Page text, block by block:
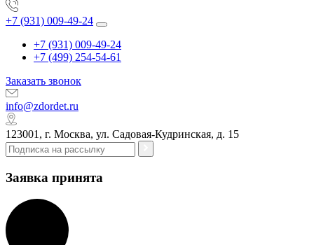
+7 (931) 009-49-24
+7 (931) 009-49-24
+7 (499) 254-54-61
Заказать звонок
info@zdordet.ru
123001, г. Москва, ул. Садовая-Кудринская, д. 15
Заявка принята